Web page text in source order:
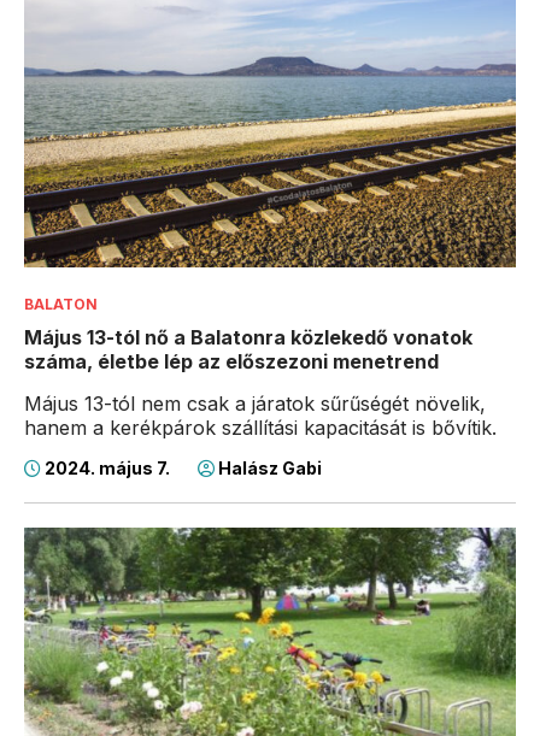
BALATON
Május 13-tól nő a Balatonra közlekedő vonatok
száma, életbe lép az előszezoni menetrend
Május 13-tól nem csak a járatok sűrűségét növelik,
hanem a kerékpárok szállítási kapacitását is bővítik.
2024. május 7. Halász Gabi